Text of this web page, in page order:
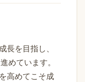
長を目指し、
めています。
高めてこそ成